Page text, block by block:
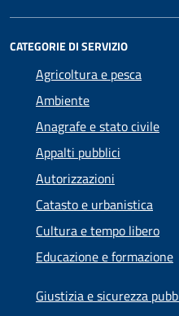
CATEGORIE DI SERVIZIO
Agricoltura e pesca
Ambiente
Anagrafe e stato civile
Appalti pubblici
Autorizzazioni
Catasto e urbanistica
Cultura e tempo libero
Educazione e formazione
Giustizia e sicurezza